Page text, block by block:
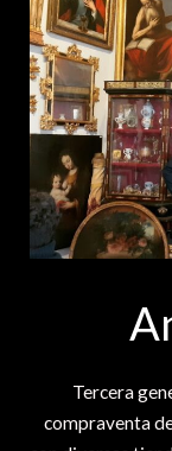
Tercera
compraventa